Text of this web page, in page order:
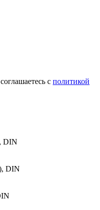
с политикой
DIN
DIN